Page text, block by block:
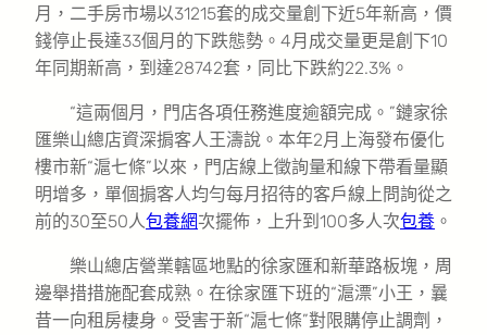
月，二手房市場以31215套的成交量創下近5年新高，價
錢停止長達33個月的下跌態勢。4月成交量更是創下10
年同期新高，到達28742套，同比下跌約22.3%。
“這兩個月，門店各項任務進度逾額完成。”鏈家徐
匯樂山總店資深掮客人王濤說。本年2月上海發布優化
樓市新“滬七條”以來，門店線上徵詢量和線下帶看量顯
明增多，單個掮客人均勻每月招待的客戶線上問詢從之
前的30至50人包養網次擺佈，上升到100多人次包養 。
樂山總店營業轄區地點的徐家匯和新華路板塊，周
邊舉措措施配套成熟。在徐家匯下班的“滬漂”小王，曩
昔一向租房棲身。受害于新“滬七條”對限購停止調劑，